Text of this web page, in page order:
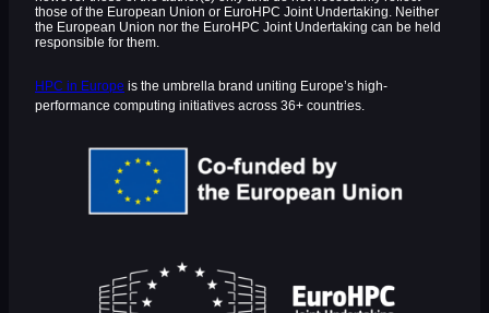
those of the European Union or EuroHPC Joint Undertaking. Neither
the European Union nor the EuroHPC Joint Undertaking can be held
responsible for them.
HPC in Europe is the umbrella brand uniting Europe’s high-
performance computing initiatives across 36+ countries.